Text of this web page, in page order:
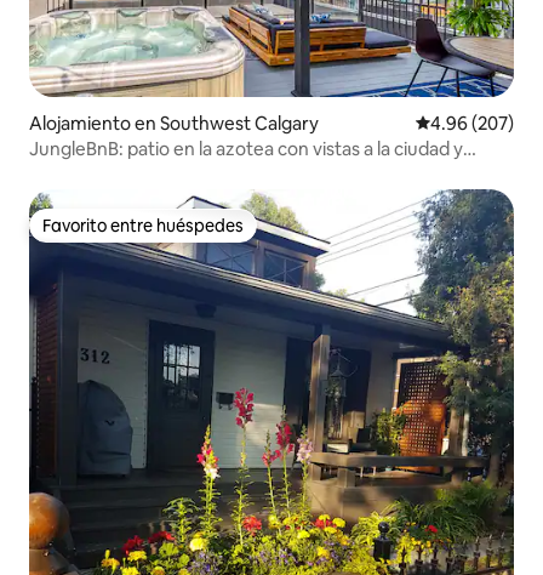
Alojamiento en Southwest Calgary Calificación
4.96 (207)
JungleBnB: patio en la azotea con vistas a la ciudad y
Favorito entre huéspedes
Favorito entre huéspedes